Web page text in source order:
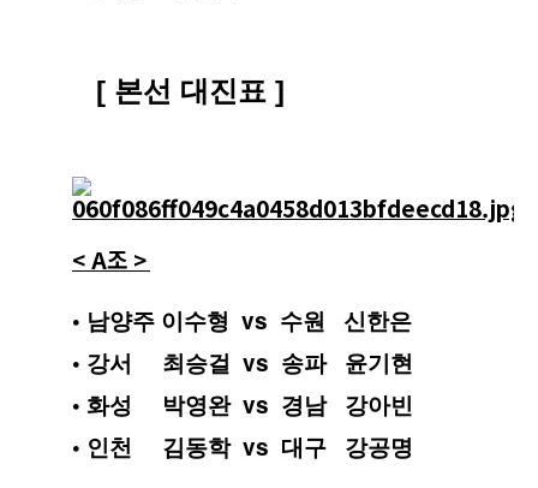
[ 본선 대진표 ]
< A조 >
• 남양주 이수형  vs  수원   신한은
• 강서     최승걸  vs  송파   윤기현
• 화성     박영완  vs  경남   강아빈
• 인천     김동학  vs  대구   강공명